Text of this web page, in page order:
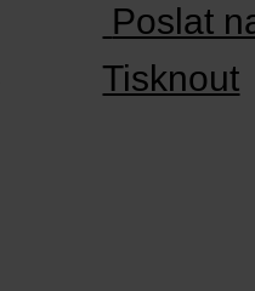
Poslat
Tisknout